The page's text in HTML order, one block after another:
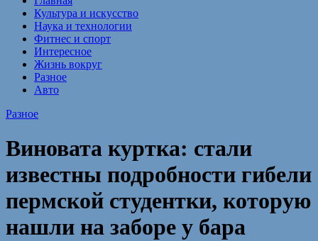
Культура и искусство
Наука и технологии
Фитнес и спорт
Интересное
Жизнь вокруг
Разное
Авто
Разное
Виновата куртка: стали
известны подробности гибели
пермской студентки, которую
нашли на заборе у бара